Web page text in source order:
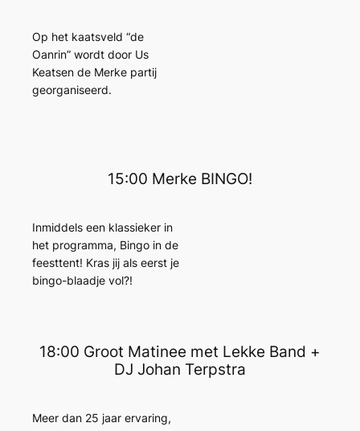
Op het kaatsveld “de
Oanrin” wordt door Us
Keatsen de Merke partij
georganiseerd.
15:00 Merke BINGO!
Inmiddels een klassieker in
het programma, Bingo in de
feesttent! Kras jij als eerst je
bingo-blaadje vol?!
18:00 Groot Matinee met Lekke Band +
DJ Johan Terpstra
Meer dan 25 jaar ervaring,